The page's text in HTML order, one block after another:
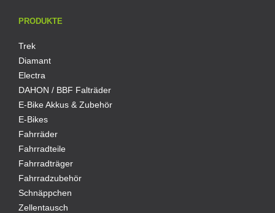
PRODUKTE
Trek
Diamant
Electra
DAHON / BBF Falträder
E-Bike Akkus & Zubehör
E-Bikes
Fahrräder
Fahrradteile
Fahrradträger
Fahrradzubehör
Schnäppchen
Zellentausch